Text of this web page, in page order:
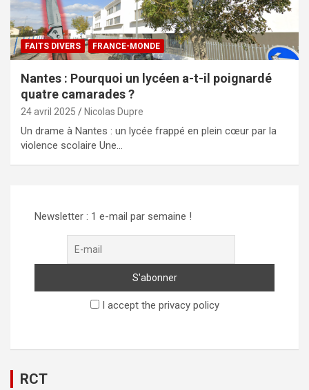
FAITS DIVERS FRANCE-MONDE
Nantes : Pourquoi un lycéen a-t-il poignardé
quatre camarades ?
24 avril 2025 Nicolas Dupre
Un drame à Nantes : un lycée frappé en plein cœur par la
violence scolaire Une…
Newsletter : 1 e-mail par semaine !
I accept the privacy policy
RCT